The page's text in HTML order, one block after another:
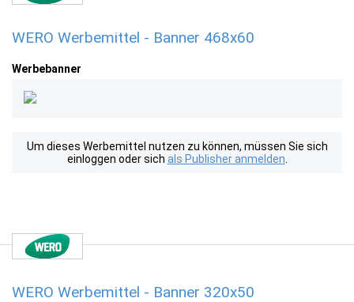
WERO Werbemittel - Banner 468x60
Werbebanner
Um dieses Werbemittel nutzen zu können, müssen Sie sich
einloggen oder sich als Publisher anmelden
WERO Werbemittel - Banner 320x50